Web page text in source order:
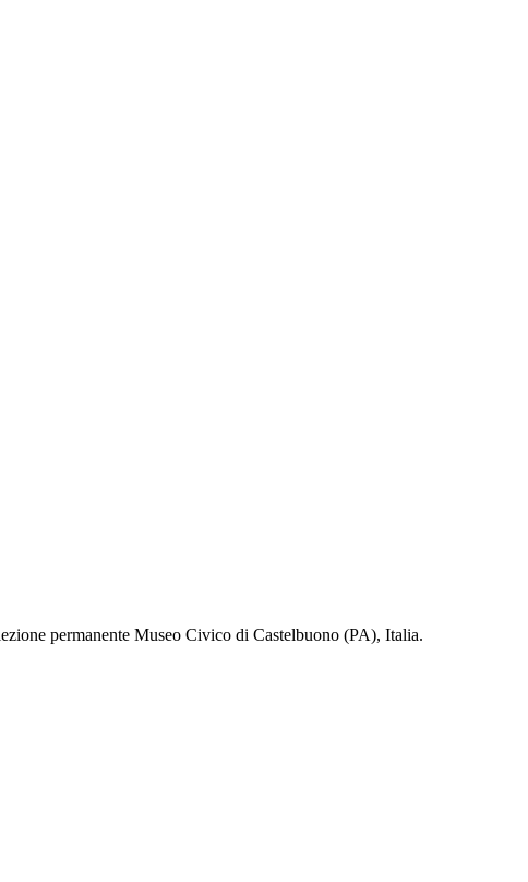
permanente Museo Civico di Castelbuono (PA), Italia.